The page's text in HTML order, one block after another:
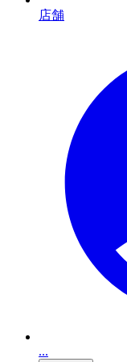
店舗
...